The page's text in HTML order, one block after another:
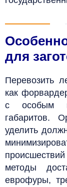
для
Перевозить
как
с особым
габаритов.
уделить
методы
еврофуры,